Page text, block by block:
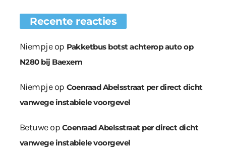
Recente reacties
Niempjeop Pakketbus botst achterop auto op
N280 bij Baexem
Niempjeop Coenraad Abelsstraat per direct dicht
vanwege instabiele voorgevel
Betuweop Coenraad Abelsstraat per direct dicht
vanwege instabiele voorgevel